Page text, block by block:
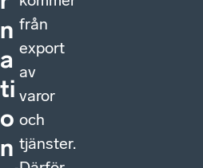
n
a
ti
o
n
från
export
av
varor
och
tjänster.